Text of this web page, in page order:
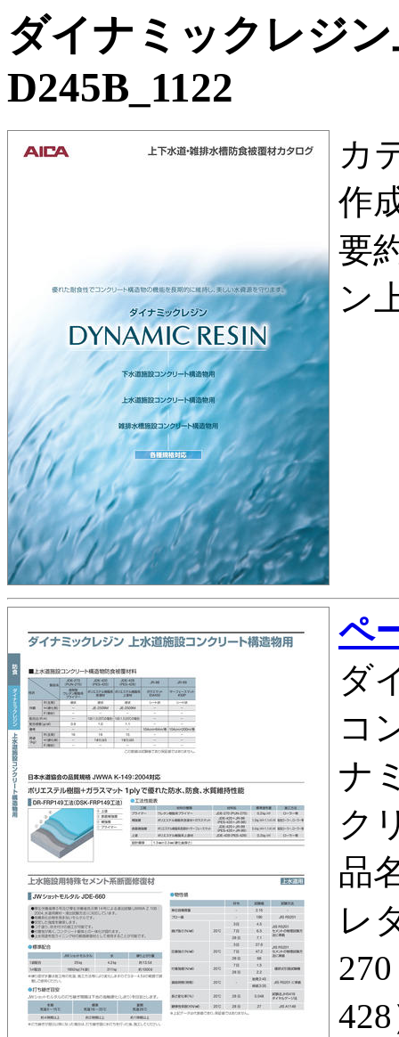
ダイナミックレジ
D245B_1122
カ
作
要
ン
ペ
ダ
コ
ナ
ク
品
レ